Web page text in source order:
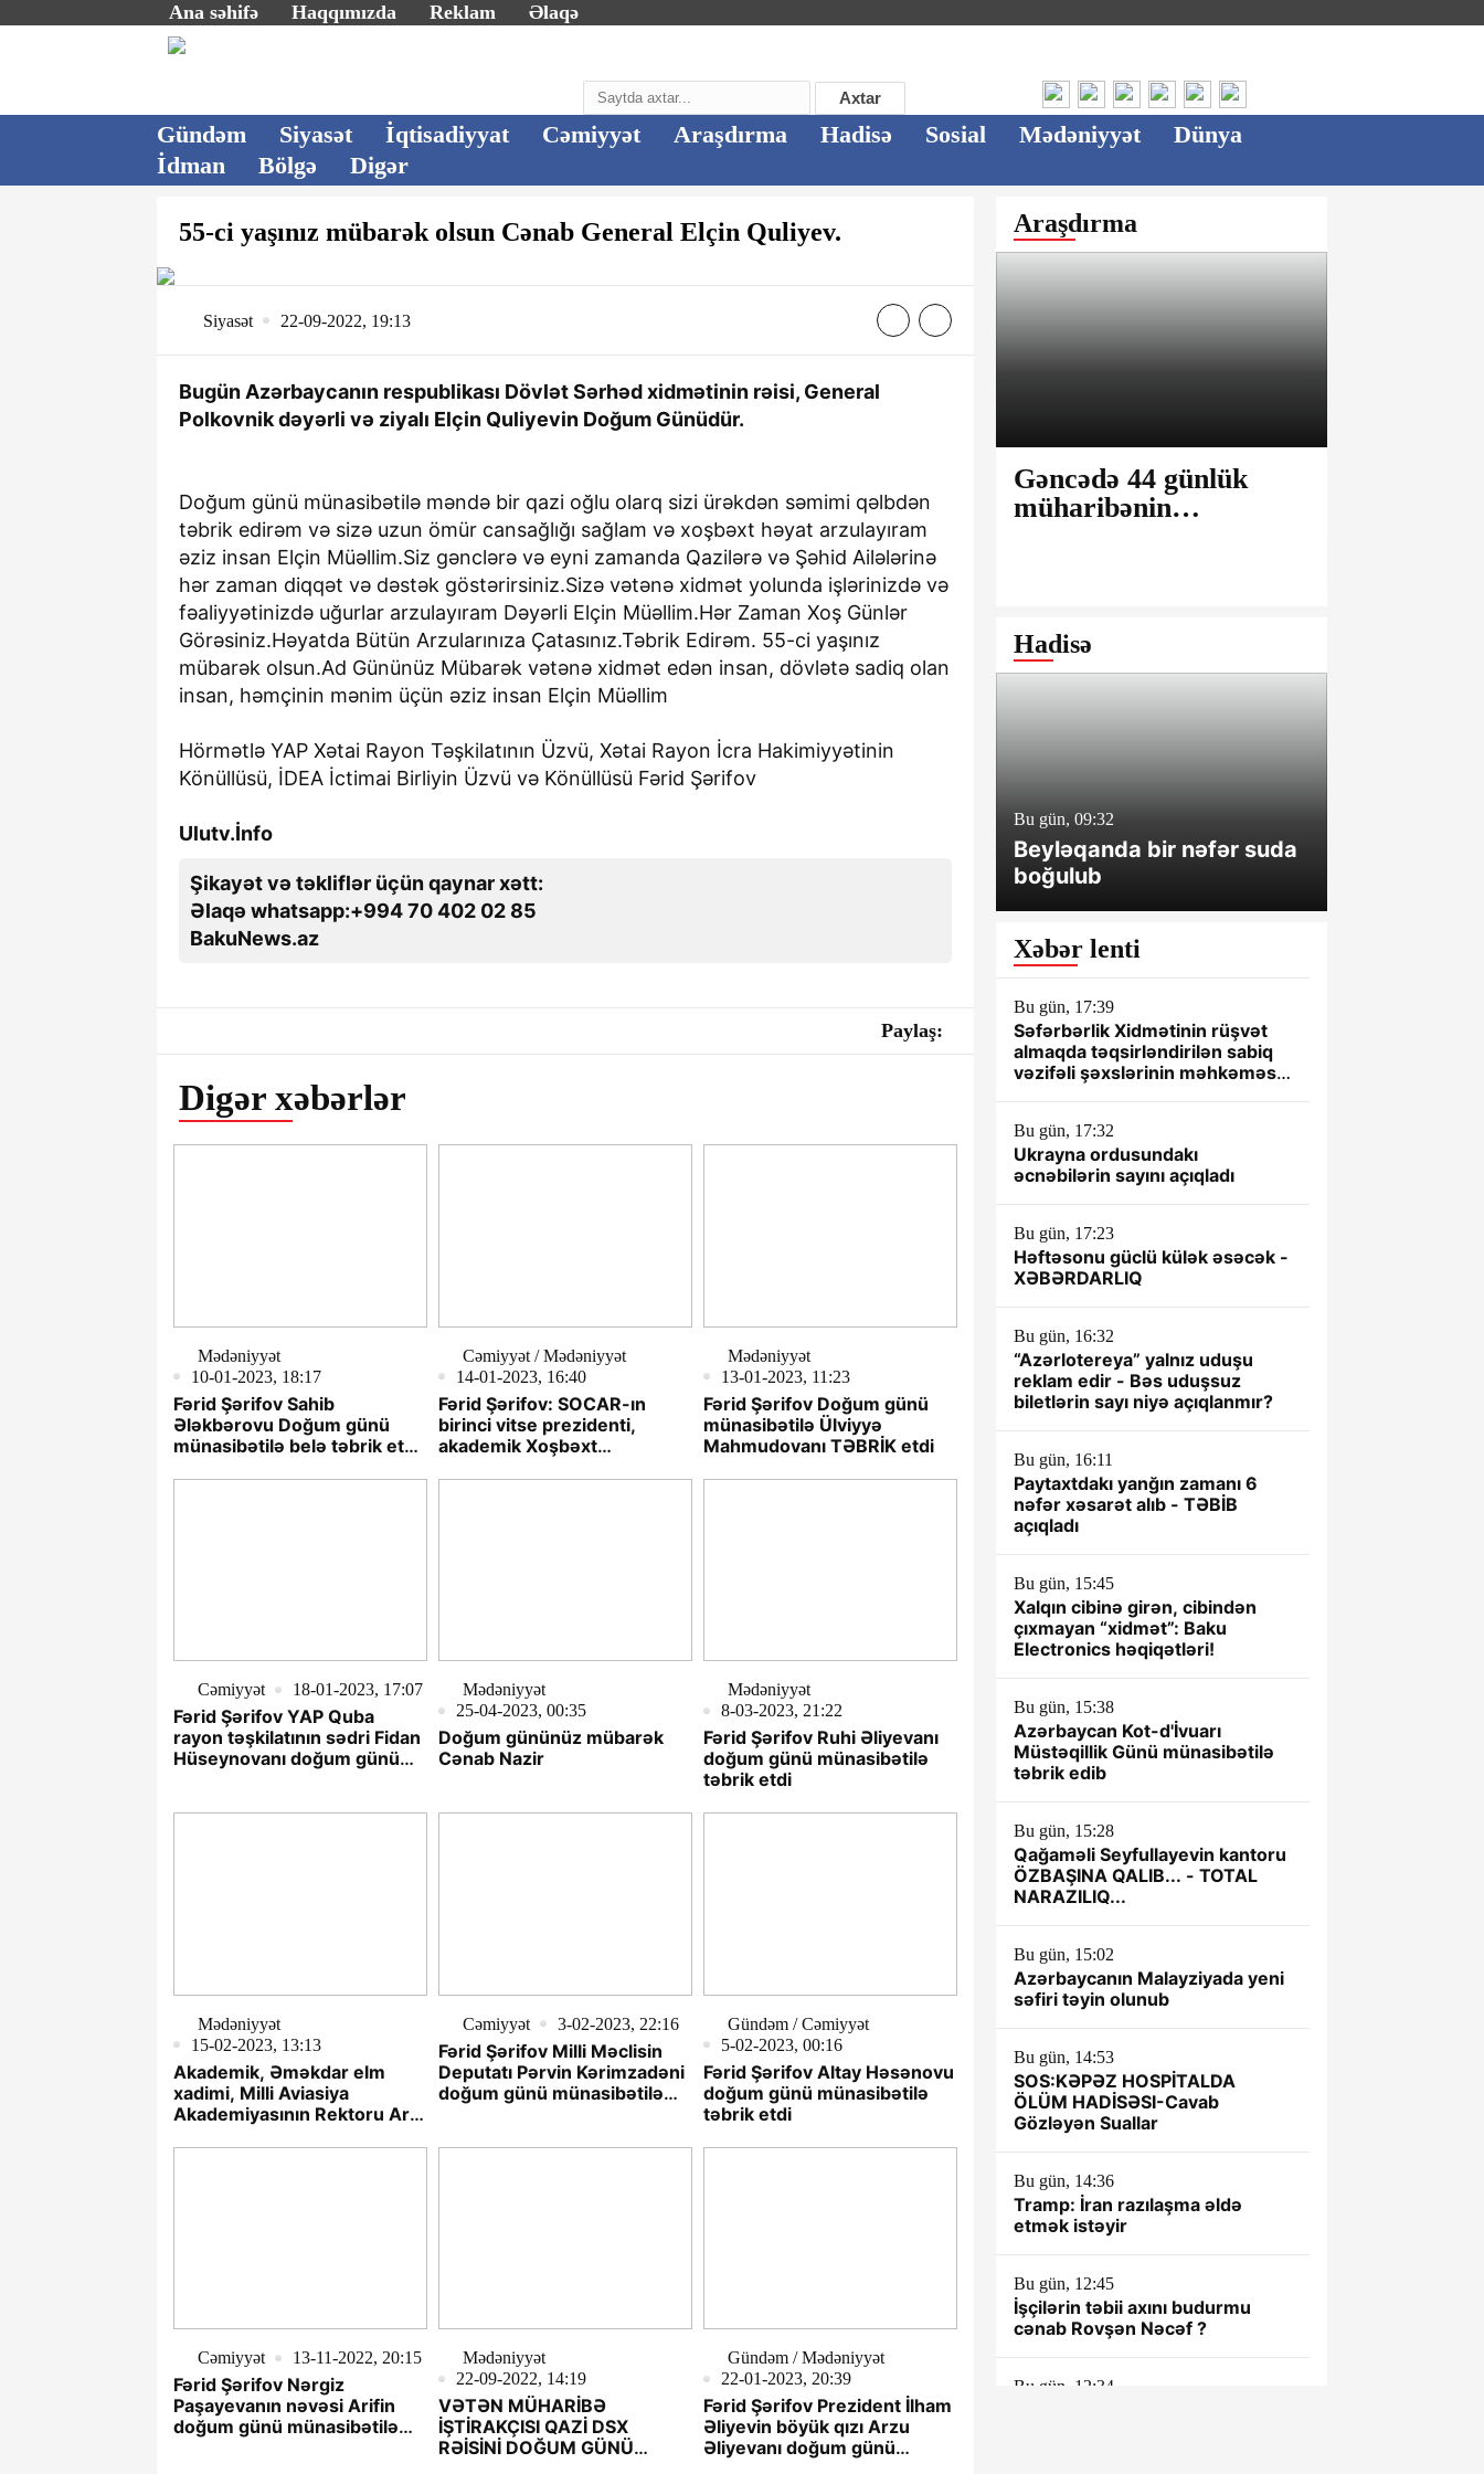
Ana səhifə Haqqımızda Reklam Əlaqə
Axtar
Gündəm Siyasət İqtisadiyyat Cəmiyyət Araşdırma Hadisə Sosial Mədəniyyət
Dünya
İdman
Bölgə Digər
55-ci yaşınız mübarək olsun Cənab General Elçin Quliyev.
Siyasət 22-09-2022, 19:13
Bugün Azərbaycanın respublikası Dövlət Sərhəd xidmətinin rəisi, General
Polkovnik dəyərli və ziyalı Elçin Quliyevin Doğum Günüdür.
Doğum günü münasibətilə məndə bir qazi oğlu olarq sizi ürəkdən səmimi qəlbdən
təbrik edirəm və sizə uzun ömür cansağlığı sağlam və xoşbəxt həyat arzulayıram
əziz insan Elçin Müəllim.Siz gənclərə və eyni zamanda Qazilərə və Şəhid Ailələrinə
hər zaman diqqət və dəstək göstərirsiniz.Sizə vətənə xidmət yolunda işlərinizdə və
fəaliyyətinizdə uğurlar arzulayıram Dəyərli Elçin Müəllim.Hər Zaman Xoş Günlər
Görəsiniz.Həyatda Bütün Arzularınıza Çatasınız.Təbrik Edirəm. 55-ci yaşınız
mübarək olsun.Ad Gününüz Mübarək vətənə xidmət edən insan, dövlətə sadiq olan
insan, həmçinin mənim üçün əziz insan Elçin Müəllim
Hörmətlə YAP Xətai Rayon Təşkilatının Üzvü, Xətai Rayon İcra Hakimiyyətinin
Könüllüsü, İDEA İctimai Birliyin Üzvü və Könüllüsü Fərid Şərifov
Ulutv.İnfo
Şikayət və təkliflər üçün qaynar xətt:
Əlaqə whatsapp:+994 70 402 02 85
BakuNews.az
Paylaş:
Digər xəbərlər
Mədəniyyət
10-01-2023, 18:17
Fərid Şərifov Sahib
Ələkbərovu Doğum günü
münasibətilə belə təbrik etdi
Cəmiyyət / Mədəniyyət
14-01-2023, 16:40
Fərid Şərifov: SOCAR-ın
birinci vitse prezidenti,
akademik Xoşbəxt
münasibətilə təbrik etdi
Mədəniyyət
13-01-2023, 11:23
Fərid Şərifov Doğum günü
münasibətilə Ülviyyə
Mahmudovanı TƏBRİK etdi
Cəmiyyət 18-01-2023, 17:07
Fərid Şərifov YAP Quba
rayon təşkilatının sədri Fidan
Hüseynovanı doğum günü
Mədəniyyət
25-04-2023, 00:35
Doğum gününüz mübarək
Cənab Nazir
Mədəniyyət
8-03-2023, 21:22
Fərid Şərifov Ruhi Əliyevanı
doğum günü münasibətilə
təbrik etdi
Mədəniyyət
15-02-2023, 13:13
Akademik, Əməkdar elm
xadimi, Milli Aviasiya
Akademiyasının Rektoru Arif
olur
Cəmiyyət 3-02-2023, 22:16
Fərid Şərifov Milli Məclisin
Deputatı Pərvin Kərimzadəni
doğum günü münasibətilə
Gündəm / Cəmiyyət
5-02-2023, 00:16
Fərid Şərifov Altay Həsənovu
doğum günü münasibətilə
təbrik etdi
Cəmiyyət 13-11-2022, 20:15
Fərid Şərifov Nərgiz
Paşayevanın nəvəsi Arifin
doğum günü mün­asibətilə
Mədəniyyət
22-09-2022, 14:19
VƏTƏN MÜHARİBƏ
İŞTİRAKÇISI QAZİ DSX
RƏİSİNİ DOĞUM GÜNÜ
Gündəm / Mədəniyyət
22-01-2023, 20:39
Fərid Şərifov Prezident İlham
Əliyevin böyük qızı Arzu
Əliyevanı doğum günü
Araşdırma
Gəncədə 44 günlük
müharibənin
Arxitektura Komitəsi -
SAKİNLƏRDƏN
Hadisə
Bu gün, 09:32
Beyləqanda bir nəfər suda
boğulub
Xəbər lenti
Bu gün, 17:39
Səfərbərlik Xidmətinin rüşvət
almaqda təqsirləndirilən sabiq
vəzifəli şəxslərinin məhkəməsi
Bu gün, 17:32
Ukrayna ordusundakı
əcnəbilərin sayını açıqladı
Bu gün, 17:23
Həftəsonu güclü külək əsəcək -
XƏBƏRDARLIQ
Bu gün, 16:32
“Azərlotereya” yalnız uduşu
reklam edir - Bəs uduşsuz
biletlərin sayı niyə açıqlanmır?
Bu gün, 16:11
Paytaxtdakı yanğın zamanı 6
nəfər xəsarət alıb - TƏBİB
açıqladı
Bu gün, 15:45
Xalqın cibinə girən, cibindən
çıxmayan “xidmət”: Baku
Electronics həqiqətləri!
Bu gün, 15:38
Azərbaycan Kot-d'İvuarı
Müstəqillik Günü münasibətilə
təbrik edib
Bu gün, 15:28
Qağaməli Seyfullayevin kantoru
ÖZBAŞINA QALIB... - TOTAL
NARAZILIQ...
Bu gün, 15:02
Azərbaycanın Malayziyada yeni
səfiri təyin olunub
Bu gün, 14:53
SOS:KƏPƏZ HOSPİTALDA
ÖLÜM HADİSƏSI-Cavab
Gözləyən Suallar
Bu gün, 14:36
Tramp: İran razılaşma əldə
etmək istəyir
Bu gün, 12:45
İşçilərin təbii axını budurmu
cənab Rovşən Nəcəf ?
Bu gün, 12:34